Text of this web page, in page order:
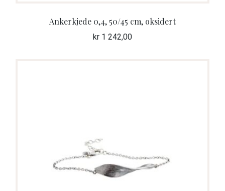
Ankerkjede 0,4, 50/45 cm, oksidert
kr 1 242,00